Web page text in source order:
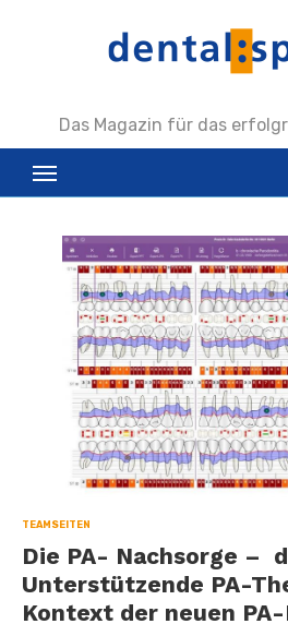
Das Magazin für das
TEAMSEITEN
Die PA- Nachsorge –
Unterstützende PA-
Kontext der neuen